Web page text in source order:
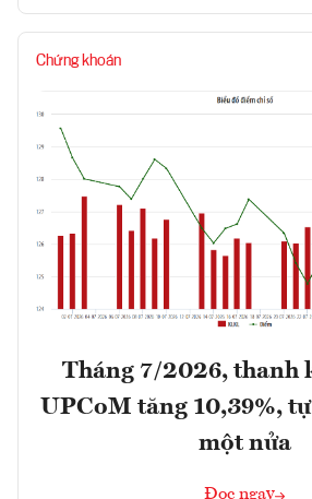
Chứng khoán
Tháng 7/2026, thanh
UPCoM tăng 10,39%,
một nửa
Đọc ngay